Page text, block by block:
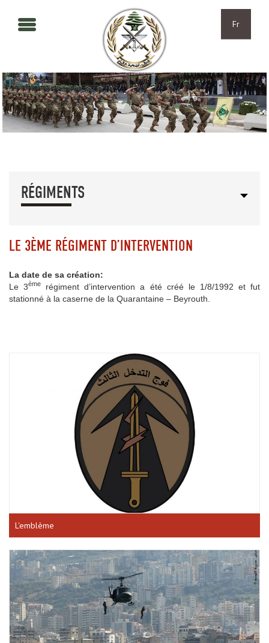
Fr
RÉGIMENTS
LE 3ÈME RÉGIMENT D’INTERVENTION
La date de sa création:
Le 3ème
régiment d’intervention a été créé le 1/8/1992 et fut
stationné à la caserne de la Quarantaine – Beyrouth.
L'emblème